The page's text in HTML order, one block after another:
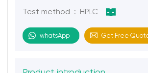
Test method : HPLC
whatsApp Get Free